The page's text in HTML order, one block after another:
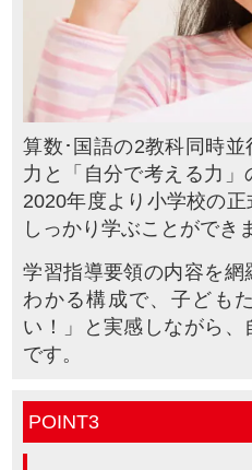
算数･国語の2教科同時
力と「自分で考える力」
2020年度より小学校の正
しっかり学ぶことができ
学習指導要領の内容を網
わかる構成で、子ども
い！」と実感しながら
です。
POINT3